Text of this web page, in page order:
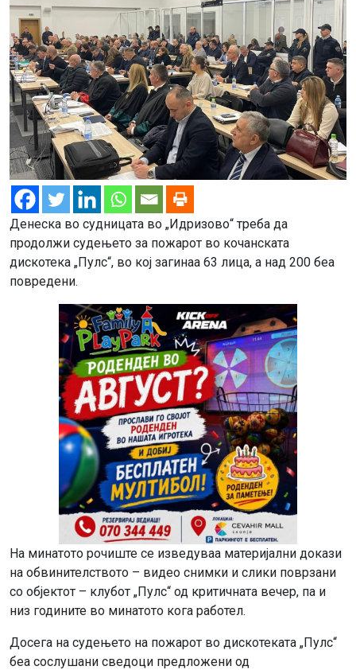
Денеска во судницата во „Идризово“ треба да
продолжи судењето за пожарот во кочанската
дискотека „Пулс“, во кој загинаа 63 лица, а над 200 беа
повредени.
На минатото рочиште се изведуваа материјални докази
на обвинителството – видео снимки и слики поврзани
со објектот – клубот „Пулс“ од критичната вечер, па и
низ годините во минатото кога работел.
Досега на судењето на пожарот во дискотеката „Пулс“
беа сослушани сведоци предложени од